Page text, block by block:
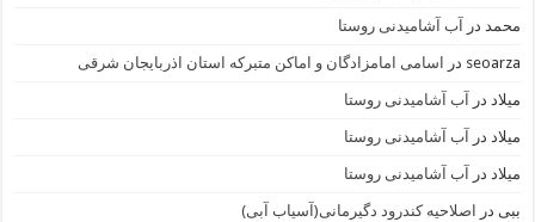
محمد در آب آشامیدنی روستا
seoarza در اسامی امامزادگان و اماکن متبرکه استان اذربایجان شرقی
میلاد در آب آشامیدنی روستا
میلاد در آب آشامیدنی روستا
میلاد در آب آشامیدنی روستا
ببی در اصلاحیه کندرود دگیرمانی(آسیاب آبی)